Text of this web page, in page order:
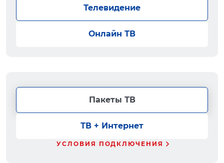
Телевидение
Онлайн ТВ
Пакеты ТВ
ТВ + Интернет
УСЛОВИЯ ПОДКЛЮЧЕНИЯ